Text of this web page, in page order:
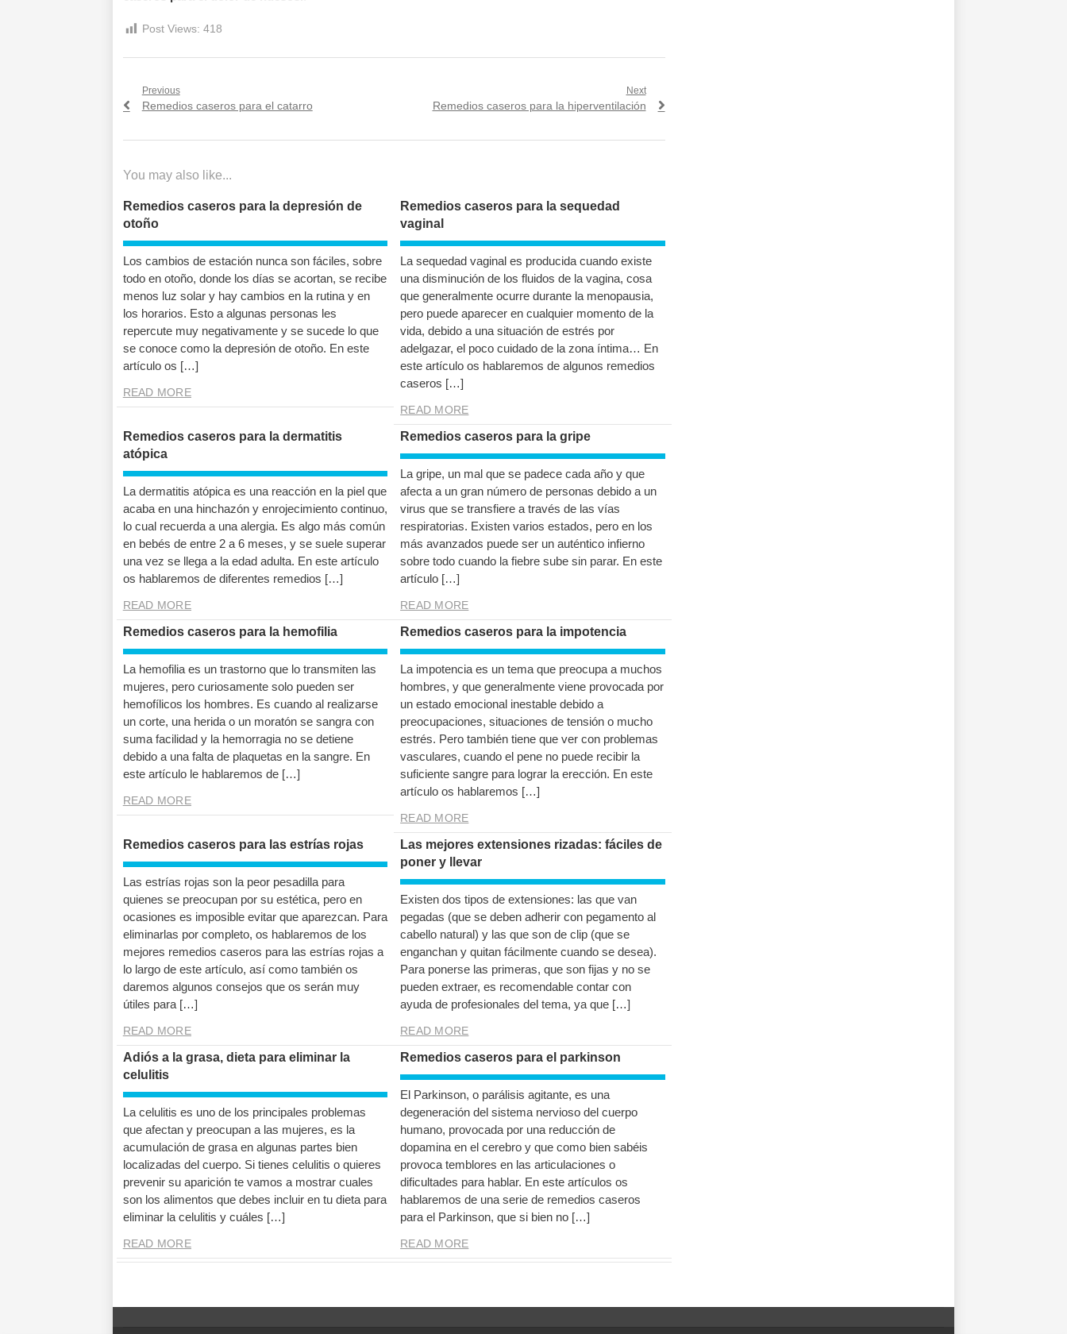
Post Views: 418
Navegación
Previous
Previous
Remedios caseros para el catarro
Next
Next
Remedios caseros para la hiperventilación
You may also like...
Remedios caseros para la depresión de
otoño
Los cambios de estación nunca son fáciles, sobre
todo en otoño, donde los días se acortan, se recibe
menos luz solar y hay cambios en la rutina y en
los horarios. Esto a algunas personas les
repercute muy negativamente y se sucede lo que
se conoce como la depresión de otoño. En este
artículo os […]
READ MORE
Remedios caseros para la sequedad
vaginal
La sequedad vaginal es producida cuando existe
una disminución de los fluidos de la vagina, cosa
que generalmente ocurre durante la menopausia,
pero puede aparecer en cualquier momento de la
vida, debido a una situación de estrés por
adelgazar, el poco cuidado de la zona íntima… En
este artículo os hablaremos de algunos remedios
caseros […]
READ MORE
Remedios caseros para la dermatitis
atópica
La dermatitis atópica es una reacción en la piel que
acaba en una hinchazón y enrojecimiento continuo,
lo cual recuerda a una alergia. Es algo más común
en bebés de entre 2 a 6 meses, y se suele superar
una vez se llega a la edad adulta. En este artículo
os hablaremos de diferentes remedios […]
READ MORE
Remedios caseros para la gripe
La gripe, un mal que se padece cada año y que
afecta a un gran número de personas debido a un
virus que se transfiere a través de las vías
respiratorias. Existen varios estados, pero en los
más avanzados puede ser un auténtico infierno
sobre todo cuando la fiebre sube sin parar. En este
artículo […]
READ MORE
Remedios caseros para la hemofilia
La hemofilia es un trastorno que lo transmiten las
mujeres, pero curiosamente solo pueden ser
hemofílicos los hombres. Es cuando al realizarse
un corte, una herida o un moratón se sangra con
suma facilidad y la hemorragia no se detiene
debido a una falta de plaquetas en la sangre. En
este artículo le hablaremos de […]
READ MORE
Remedios caseros para la impotencia
La impotencia es un tema que preocupa a muchos
hombres, y que generalmente viene provocada por
un estado emocional inestable debido a
preocupaciones, situaciones de tensión o mucho
estrés. Pero también tiene que ver con problemas
vasculares, cuando el pene no puede recibir la
suficiente sangre para lograr la erección. En este
artículo os hablaremos […]
READ MORE
Remedios caseros para las estrías rojas
Las estrías rojas son la peor pesadilla para
quienes se preocupan por su estética, pero en
ocasiones es imposible evitar que aparezcan. Para
eliminarlas por completo, os hablaremos de los
mejores remedios caseros para las estrías rojas a
lo largo de este artículo, así como también os
daremos algunos consejos que os serán muy
útiles para […]
READ MORE
Las mejores extensiones rizadas: fáciles de
poner y llevar
Existen dos tipos de extensiones: las que van
pegadas (que se deben adherir con pegamento al
cabello natural) y las que son de clip (que se
enganchan y quitan fácilmente cuando se desea).
Para ponerse las primeras, que son fijas y no se
pueden extraer, es recomendable contar con
ayuda de profesionales del tema, ya que […]
READ MORE
Adiós a la grasa, dieta para eliminar la
celulitis
La celulitis es uno de los principales problemas
que afectan y preocupan a las mujeres, es la
acumulación de grasa en algunas partes bien
localizadas del cuerpo. Si tienes celulitis o quieres
prevenir su aparición te vamos a mostrar cuales
son los alimentos que debes incluir en tu dieta para
eliminar la celulitis y cuáles […]
READ MORE
Remedios caseros para el parkinson
El Parkinson, o parálisis agitante, es una
degeneración del sistema nervioso del cuerpo
humano, provocada por una reducción de
dopamina en el cerebro y que como bien sabéis
provoca temblores en las articulaciones o
dificultades para hablar. En este artículos os
hablaremos de una serie de remedios caseros
para el Parkinson, que si bien no […]
READ MORE